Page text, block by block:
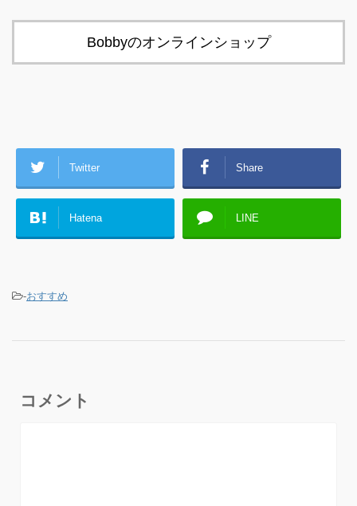
Bobbyのオンラインショップ
Twitter Share
Hatena LINE
-おすすめ
コメント